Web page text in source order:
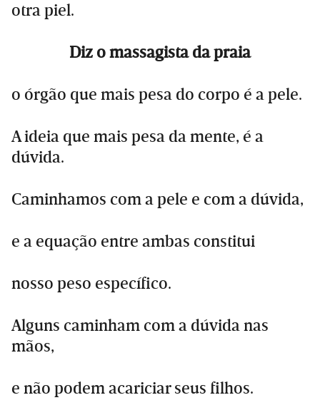
otra piel.
Diz o massagista da praia
o órgão que mais pesa do corpo é a pele.
A ideia que mais pesa da mente, é a
dúvida.
Caminhamos com a pele e com a dúvida,
e a equação entre ambas constitui
nosso peso específico.
Alguns caminham com a dúvida nas
mãos,
e não podem acariciar seus filhos.